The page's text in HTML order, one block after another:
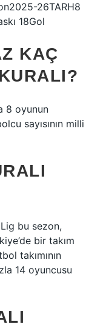
26TARH8
18Gol
KAÇ
8 oyunun
sayısının milli
bu sezon,
bir takım
takımının
14 oyuncusu